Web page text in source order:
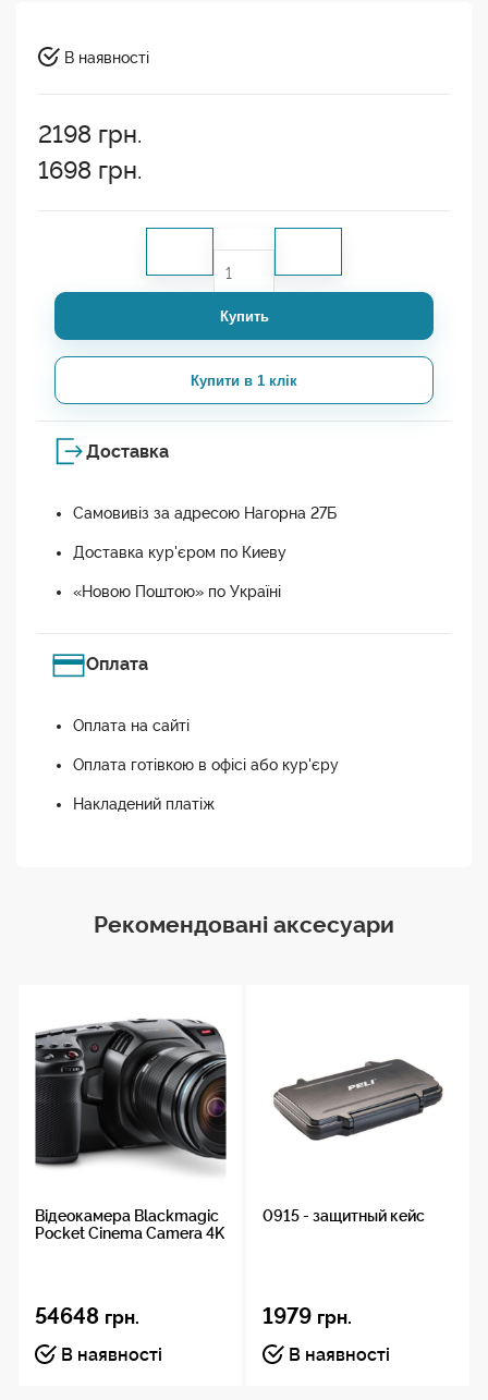
В наявності
2198 грн.
1698 грн.
Купить
Купити в 1 клік
Доставка
Самовивіз за адресою Нагорна 27Б
Доставка кур'єром по Киеву
«Новою Поштою» по Україні
Оплата
Оплата на сайті
Оплата готівкою в офісі або кур'єру
Накладений платіж
Рекомендовані аксесуари
Відеокамера Blackmagic
Pocket Cinema Camera 4K
54648 грн.
В наявності
0915 - защитный кейс
1979 грн.
В наявності